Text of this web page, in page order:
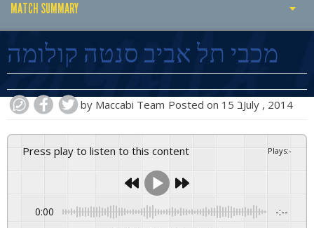
MATCH SUMMARY
PLAY BY PLAY
MATCH SUMMARY
LINE-UPS
מכבי תל אביב סנטה קולומה
by Maccabi Team Posted on 15 בJuly , 2014
Press play to listen to this content Plays:-
0:00 -:--